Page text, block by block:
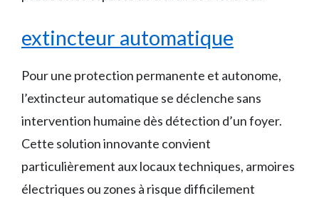
extincteur automatique
Pour une protection permanente et autonome,
l’extincteur automatique se déclenche sans
intervention humaine dès détection d’un foyer.
Cette solution innovante convient
particulièrement aux locaux techniques, armoires
électriques ou zones à risque difficilement